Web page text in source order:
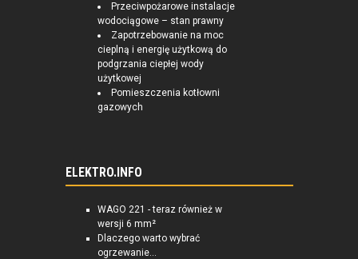
Przeciwpożarowe instalacje
wodociągowe – stan prawny
Zapotrzebowanie na moc
cieplną i energię użytkową do
podgrzania ciepłej wody
użytkowej
Pomieszczenia kotłowni
gazowych
ELEKTRO.INFO
WAGO 221 - teraz również w
wersji 6 mm²
Dlaczego warto wybrać
ogrzewanie...